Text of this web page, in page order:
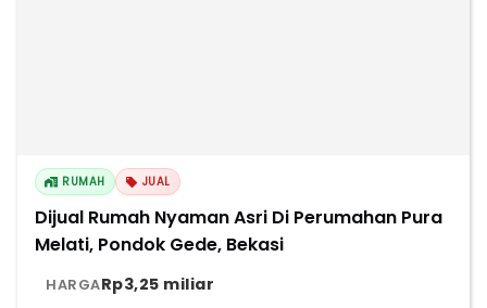
RUMAH JUAL
Dijual Rumah Nyaman Asri Di Perumahan Pura
Melati, Pondok Gede, Bekasi
HARGARp3,25 miliar